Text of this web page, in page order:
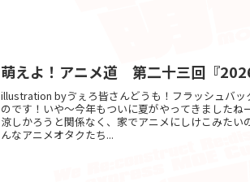
萌えよ！アニメ道 第二十三回『
illustration byゔぇろ皆さんどうも！フラッシュバ
のです！いや〜今年もついに夏がやってきましたね
涼しかろうと関係なく、家でアニメにしけこみたい
んなアニメオタクたち...